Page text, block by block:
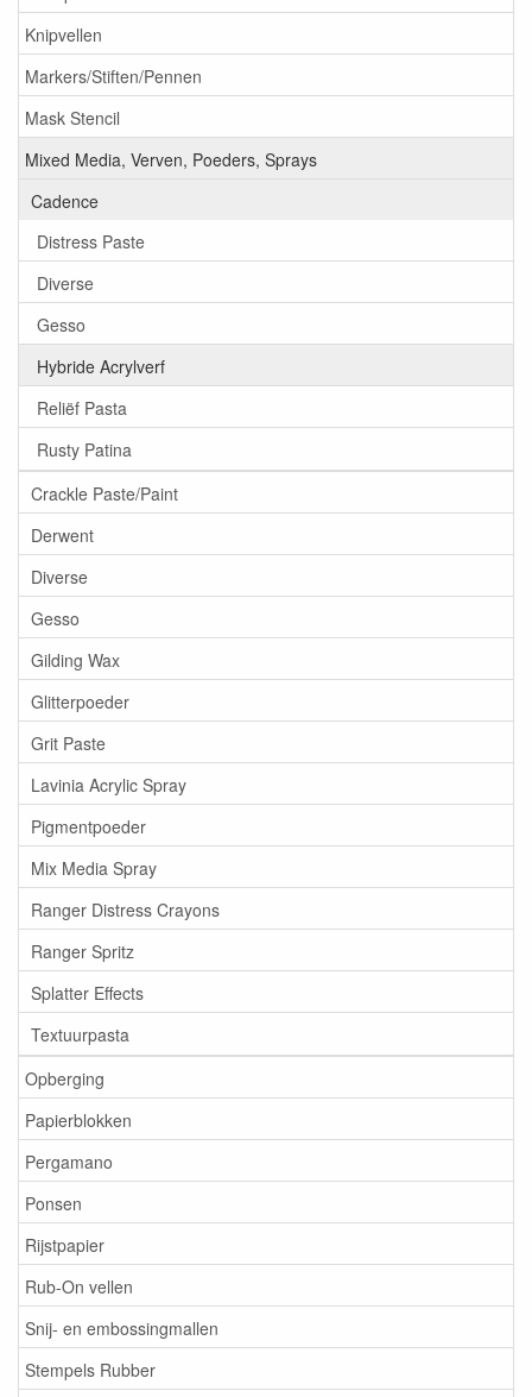
Knipvellen
Markers/Stiften/Pennen
Mask Stencil
Mixed Media, Verven, Poeders, Sprays
Cadence
Distress Paste
Diverse
Gesso
Hybride Acrylverf
Reliëf Pasta
Rusty Patina
Crackle Paste/Paint
Derwent
Diverse
Gesso
Gilding Wax
Glitterpoeder
Grit Paste
Lavinia Acrylic Spray
Pigmentpoeder
Mix Media Spray
Ranger Distress Crayons
Ranger Spritz
Splatter Effects
Textuurpasta
Opberging
Papierblokken
Pergamano
Ponsen
Rijstpapier
Rub-On vellen
Snij- en embossingmallen
Stempels Rubber